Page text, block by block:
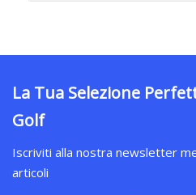
La Tua Selezione
Golf
Iscriviti alla nostra newsletter
articoli